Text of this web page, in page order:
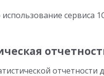
сервиса
отчетности